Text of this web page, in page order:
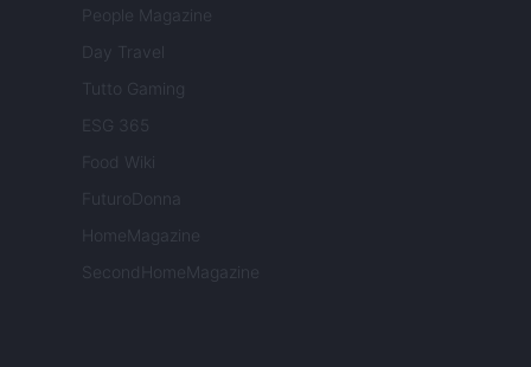
People Magazine
Day Travel
Tutto Gaming
ESG 365
Food Wiki
FuturoDonna
HomeMagazine
SecondHomeMagazine